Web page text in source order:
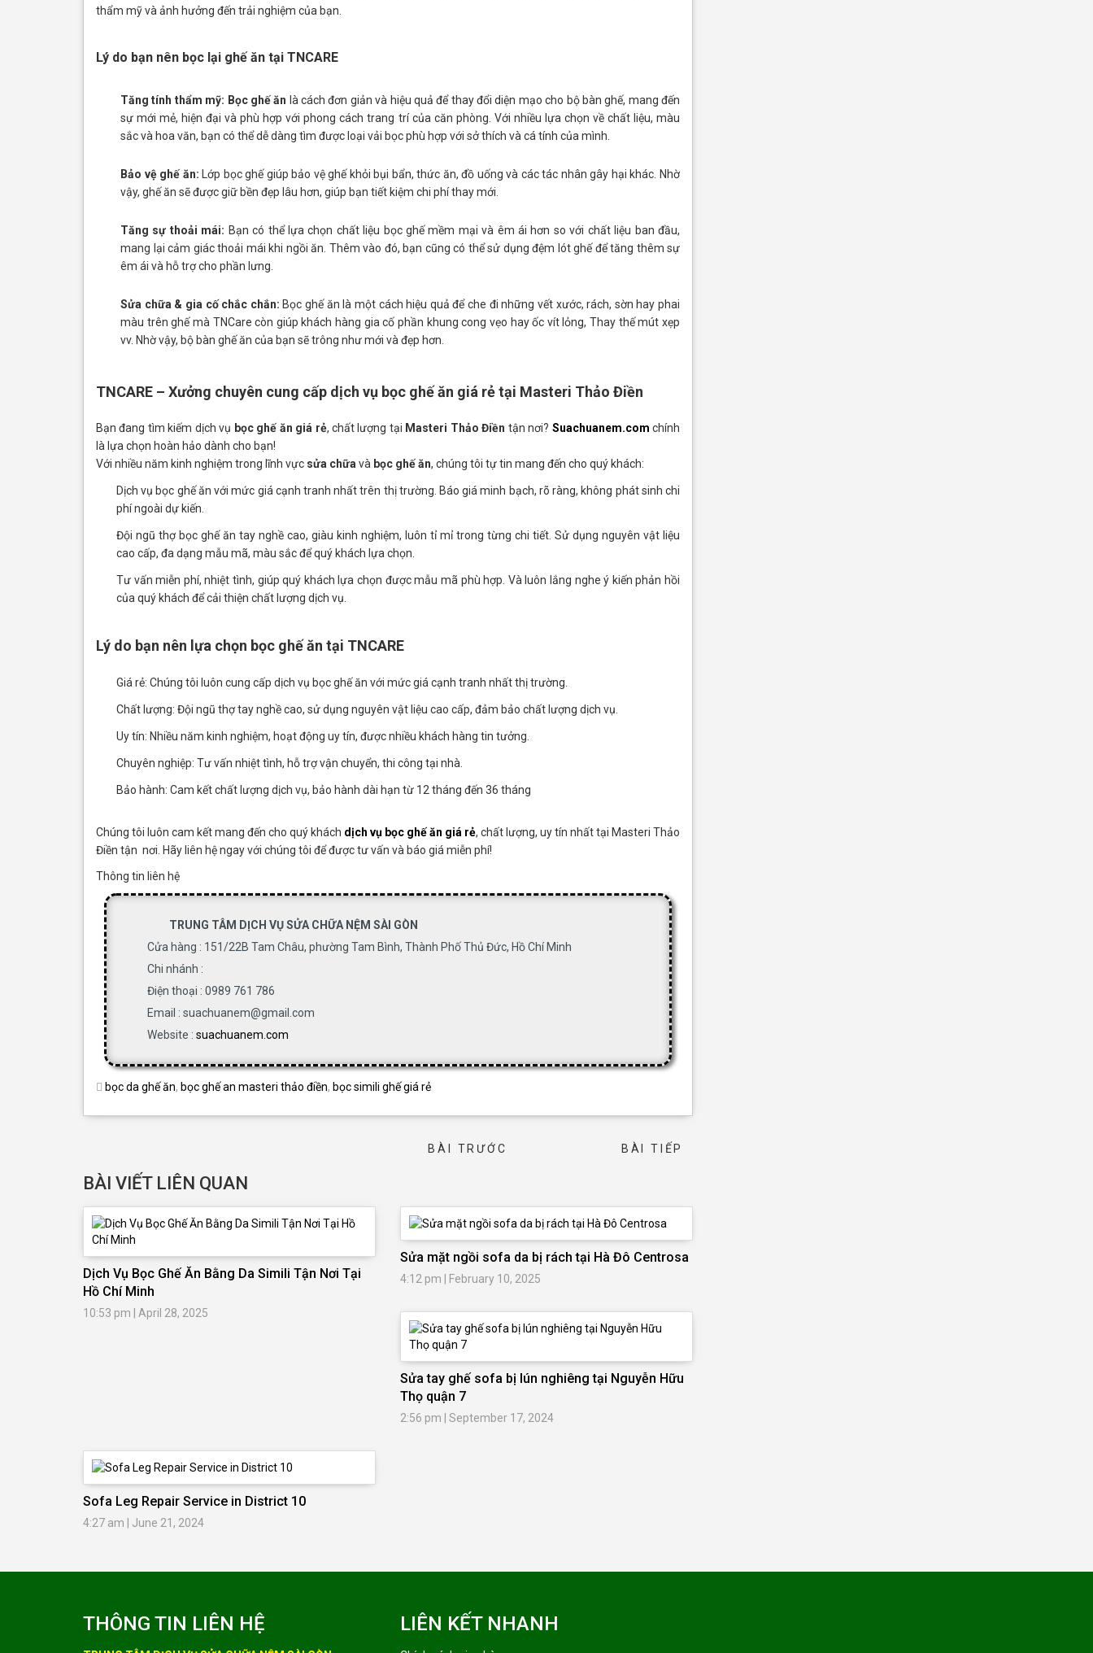
thẩm mỹ và ảnh hưởng đến trải nghiệm của bạn.
Lý do bạn nên bọc lại ghế ăn tại TNCARE
Tăng tính thẩm mỹ: Bọc ghế ăn là cách đơn giản và hiệu quả để thay đổi diện mạo cho bộ bàn ghế, mang đến
sự mới mẻ, hiện đại và phù hợp với phong cách trang trí của căn phòng. Với nhiều lựa chọn về chất liệu, màu
sắc và hoa văn, bạn có thể dễ dàng tìm được loại vải bọc phù hợp với sở thích và cá tính của mình.
Bảo vệ ghế ăn: Lớp bọc ghế giúp bảo vệ ghế khỏi bụi bẩn, thức ăn, đồ uống và các tác nhân gây hại khác. Nhờ
vậy, ghế ăn sẽ được giữ bền đẹp lâu hơn, giúp bạn tiết kiệm chi phí thay mới.
Tăng sự thoải mái: Bạn có thể lựa chọn chất liệu bọc ghế mềm mại và êm ái hơn so với chất liệu ban đầu,
mang lại cảm giác thoải mái khi ngồi ăn. Thêm vào đó, bạn cũng có thể sử dụng đệm lót ghế để tăng thêm sự
êm ái và hỗ trợ cho phần lưng.
Sửa chữa & gia cố chắc chắn: Bọc ghế ăn là một cách hiệu quả để che đi những vết xước, rách, sờn hay phai
màu trên ghế mà TNCare còn giúp khách hàng gia cố phần khung cong vẹo hay ốc vít lỏng, Thay thế mút xẹp
vv. Nhờ vậy, bộ bàn ghế ăn của bạn sẽ trông như mới và đẹp hơn.
TNCARE – Xưởng chuyên cung cấp dịch vụ bọc ghế ăn giá rẻ tại Masteri Thảo Điền
Bạn đang tìm kiếm dịch vụ bọc ghế ăn giá rẻ, chất lượng tại Masteri Thảo Điền tận nơi? Suachuanem.com chính
là lựa chọn hoàn hảo dành cho bạn!
Với nhiều năm kinh nghiệm trong lĩnh vực sửa chữa và bọc ghế ăn, chúng tôi tự tin mang đến cho quý khách:
Dịch vụ bọc ghế ăn với mức giá cạnh tranh nhất trên thị trường. Báo giá minh bạch, rõ ràng, không phát sinh chi
phí ngoài dự kiến.
Đội ngũ thợ bọc ghế ăn tay nghề cao, giàu kinh nghiệm, luôn tỉ mỉ trong từng chi tiết. Sử dụng nguyên vật liệu
cao cấp, đa dạng mẫu mã, màu sắc để quý khách lựa chọn.
Tư vấn miễn phí, nhiệt tình, giúp quý khách lựa chọn được mẫu mã phù hợp. Và luôn lắng nghe ý kiến phản hồi
của quý khách để cải thiện chất lượng dịch vụ.
Lý do bạn nên lựa chọn bọc ghế ăn tại TNCARE
Giá rẻ: Chúng tôi luôn cung cấp dịch vụ bọc ghế ăn với mức giá cạnh tranh nhất thị trường.
Chất lượng: Đội ngũ thợ tay nghề cao, sử dụng nguyên vật liệu cao cấp, đảm bảo chất lượng dịch vụ.
Uy tín: Nhiều năm kinh nghiệm, hoạt động uy tín, được nhiều khách hàng tin tưởng.
Chuyên nghiệp: Tư vấn nhiệt tình, hỗ trợ vận chuyển, thi công tại nhà.
Bảo hành: Cam kết chất lượng dịch vụ, bảo hành dài hạn từ 12 tháng đến 36 tháng
Chúng tôi luôn cam kết mang đến cho quý khách dịch vụ bọc ghế ăn giá rẻ, chất lượng, uy tín nhất tại Masteri Thảo
Điền tận nơi. Hãy liên hệ ngay với chúng tôi để được tư vấn và báo giá miễn phí!
Thông tin liên hệ
TRUNG TÂM DỊCH VỤ SỬA CHỮA NỆM SÀI GÒN
Cửa hàng : 151/22B Tam Châu, phường Tam Bình, Thành Phố Thủ Đức, Hồ Chí Minh
Chi nhánh :
Điện thoại : 0989 761 786
Email : suachuanem@gmail.com
Website : suachuanem.com
bọc da ghế ăn, bọc ghế an masteri thảo điền, bọc simili ghế giá rẻ
BÀI TRƯỚC BÀI TIẾP→
BÀI VIẾT LIÊN QUAN
Dịch Vụ Bọc Ghế Ăn Bằng Da Simili Tận Nơi Tại
Hồ Chí Minh
10:53 pm | April 28, 2025
Sửa mặt ngồi sofa da bị rách tại Hà Đô Centrosa
4:12 pm | February 10, 2025
Sửa tay ghế sofa bị lún nghiêng tại Nguyễn Hữu
Thọ quận 7
2:56 pm | September 17, 2024
Sofa Leg Repair Service in District 10
4:27 am | June 21, 2024
THÔNG TIN LIÊN HỆ LIÊN KẾT NHANH